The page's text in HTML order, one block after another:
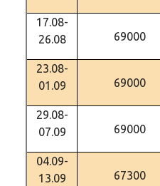
17.08-
26.08
69000
23.08-
01.09
69000
29.08-
07.09
69000
04.09-
13.09
67300